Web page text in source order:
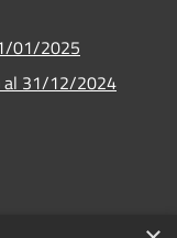
01/2025
al 31/12/2024